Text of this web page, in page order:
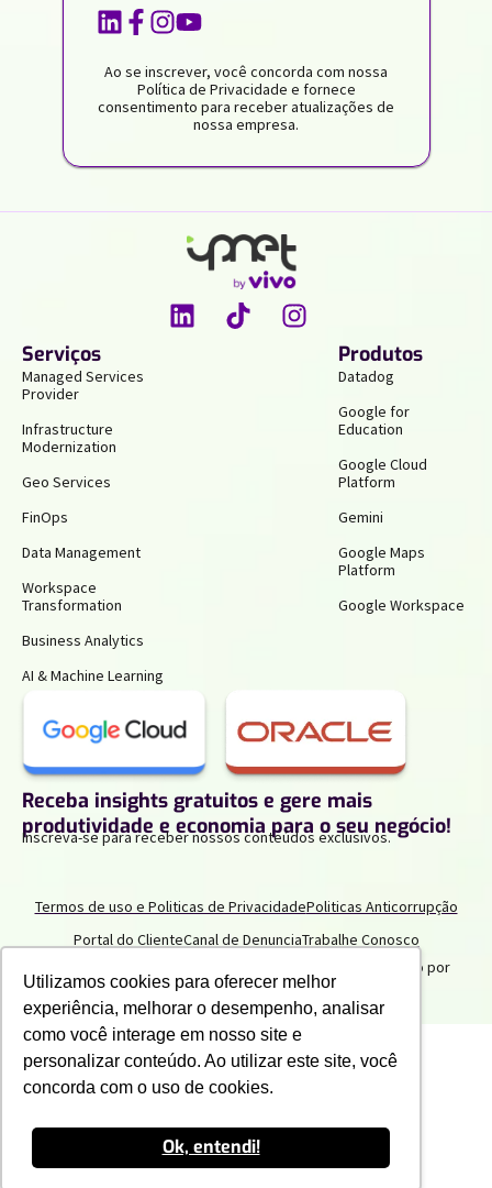
Utilizamos cookies para oferecer melhor
experiência, melhorar o desempenho, analisar
como você interage em nosso site e
personalizar conteúdo. Ao utilizar este site, você
concorda com o uso de cookies.
Ok, entendi!
Ao se inscrever, você concorda com nossa
Política de Privacidade e fornece
consentimento para receber atualizações de
nossa empresa.
Serviços
Managed Services
Provider
Infrastructure
Modernization
Geo Services
FinOps
Data Management
Workspace
Transformation
Business Analytics
AI & Machine Learning
Produtos
Datadog
Google for
Education
Google Cloud
Platform
Gemini
Google Maps
Platform
Google Workspace
Receba insights gratuitos e gere mais
produtividade e economia para o seu negócio!
Inscreva-se para receber nossos conteúdos exclusivos.
. Todos os direitos reservados. Criado por
Innuvem Consultoria
Termos de uso e Politicas de PrivacidadePoliticas Anticorrupção
Portal do ClienteCanal de DenunciaTrabalhe Conosco